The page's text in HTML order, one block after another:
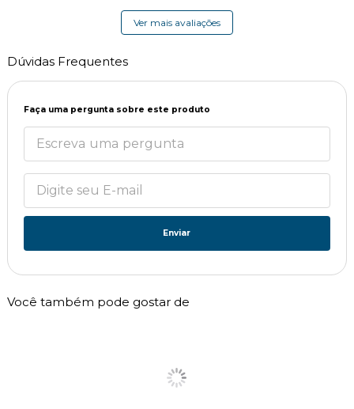
Ver mais avaliações
Dúvidas Frequentes
Faça uma pergunta sobre este produto
Enviar
Você também pode gostar de